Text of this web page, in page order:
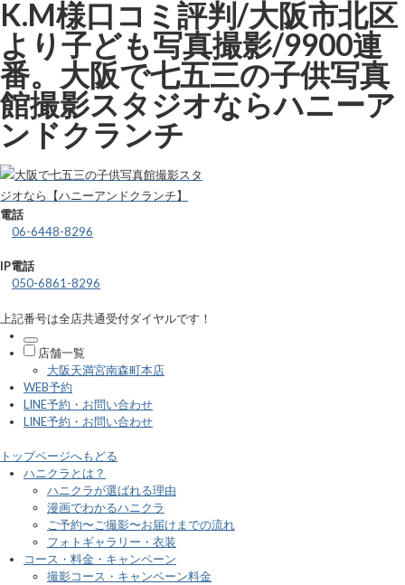
K.M様口コミ評判/大阪市北区
より子ども写真撮影/9900連
番。大阪で七五三の子供写真
館撮影スタジオならハニーア
ンドクランチ
電話
06-6448-8296
IP電話
050-6861-8296
上記番号は全店共通受付ダイヤルです！
店舗一覧
大阪天満宮南森町本店
WEB予約
LINE予約・お問い合わせ
LINE予約・お問い合わせ
トップページへもどる
ハニクラとは？
ハニクラが選ばれる理由
漫画でわかるハニクラ
ご予約〜ご撮影〜お届けまでの流れ
フォトギャラリー・衣装
コース・料金・キャンペーン
撮影コース・キャンペーン料金